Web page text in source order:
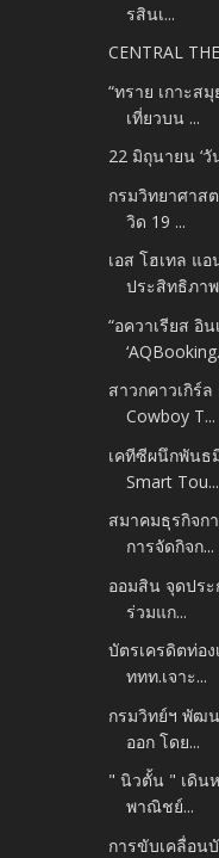
รสินเ...
CENTRAL
“ทราย เกาะส
เที่ยวบน ...
22 มิถุนายน ‘วั
กรมวิทยาศาส
วิด 19 ...
เอส โฮเทล แ
ประสิทธิภาพ
“อควาเรียส อิ
สาวกคาวเกิร์
Cowboy T...
เคทีซีผนึกพันธ
Smart Tou...
สมาคมธุรกิจก
การจัดกิจก...
ออมสิน จุดปร
ร่วมแก...
บัตรเครดิตท่อ
ททท.เจาะ...
กรมวิทย์ฯ พัฒ
ออก โดย...
" นิวตั้น " เดิน
พาณิชย์...
การขับเคลื่อน